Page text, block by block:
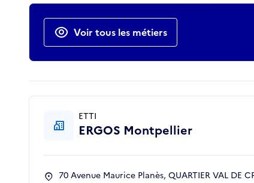
Actions rapides
Voir tous les métiers
ETTI
ERGOS Montpellier
70 Avenue Maurice Planès, QUARTIER VAL DE